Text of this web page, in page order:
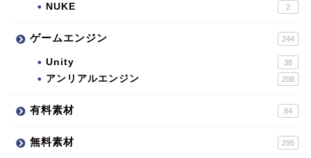
NUKE 2
ゲームエンジン 244
Unity 38
アンリアルエンジン 208
有料素材 84
無料素材 295